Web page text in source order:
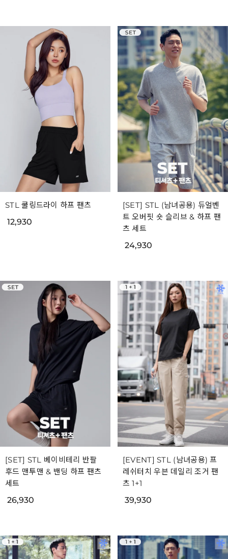
STL 쿨링드라이 하프 팬츠
12,930
[SET] STL (남녀공용) 듀얼벤
트 오버핏 숏 슬리브 & 하프 팬
츠 세트
24,930
[SET] STL 베이비테리 반팔
후드 맨투맨 & 밴딩 하프 팬츠
세트
26,930
[EVENT] STL (남녀공용) 프
레쉬터치 우븐 데일리 조거 팬
츠 1+1
39,930